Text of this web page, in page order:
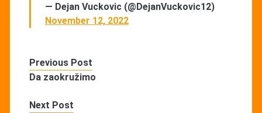
— Dejan Vuckovic (@DejanVuckovic12)
November 12, 2022
Previous Post
Da zaokružimo
Next Post